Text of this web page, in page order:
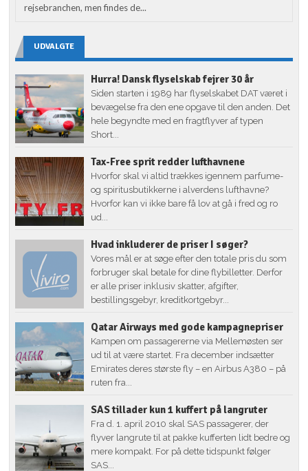
rejsebranchen, men findes de...
UDVALGTE
Hurra! Dansk flyselskab fejrer 30 år
Siden starten i 1989 har flyselskabet DAT været i
bevægelse fra den ene opgave til den anden. Det
hele begyndte med en fragtflyver af typen
Short...
Tax-Free sprit redder lufthavnene
Hvorfor skal vi altid trækkes igennem parfume-
og spiritusbutikkerne i alverdens lufthavne?
Hvorfor kan vi ikke bare få lov at gå i fred og ro
ud...
Hvad inkluderer de priser I søger?
Vores mål er at søge efter den totale pris du som
forbruger skal betale for dine flybilletter. Derfor
er alle priser inklusiv skatter, afgifter,
bestillingsgebyr, kreditkortgebyr...
Qatar Airways med gode kampagnepriser
Kampen om passagererne via Mellemøsten ser
ud til at være startet. Fra december indsætter
Emirates deres største fly – en Airbus A380 – på
ruten fra...
SAS tillader kun 1 kuffert på langruter
Fra d. 1. april 2010 skal SAS passagerer, der
flyver langrute til at pakke kufferten lidt bedre og
mere kompakt. For på dette tidspunkt følger
SAS...